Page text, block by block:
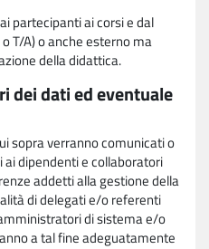
partecipanti ai corsi e dal
T/A) o anche esterno ma
della didattica.
dei dati ed eventuale
sopra verranno comunicati o
dipendenti e collaboratori
addetti alla gestione della
di delegati e/o referenti
di sistema e/o
a tal fine adeguatamente